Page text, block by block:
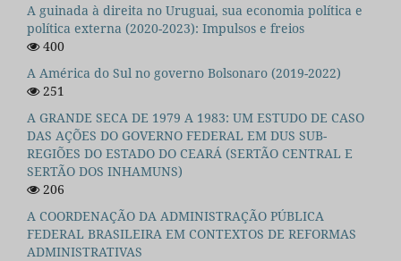
A guinada à direita no Uruguai, sua economia política e
política externa (2020-2023): Impulsos e freios
400
A América do Sul no governo Bolsonaro (2019-2022)
251
A GRANDE SECA DE 1979 A 1983: UM ESTUDO DE CASO
DAS AÇÕES DO GOVERNO FEDERAL EM DUS SUB-
REGIÕES DO ESTADO DO CEARÁ (SERTÃO CENTRAL E
SERTÃO DOS INHAMUNS)
206
A COORDENAÇÃO DA ADMINISTRAÇÃO PÚBLICA
FEDERAL BRASILEIRA EM CONTEXTOS DE REFORMAS
ADMINISTRATIVAS